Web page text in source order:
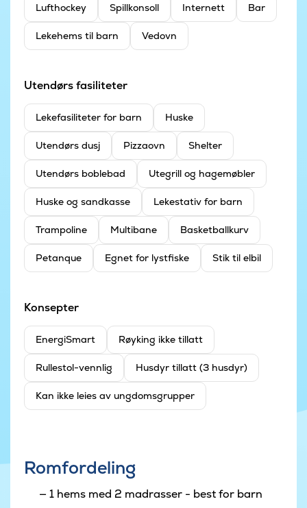
Lufthockey Spillkonsoll Internett Bar
Lekehems til barn Vedovn
Utendørs fasiliteter
Leke­fasiliteter for barn Huske
Utendørs dusj Pizzaovn Shelter
Utendørs boblebad Utegrill og hagemøbler
Huske og sandkasse Lekestativ for barn
Trampoline Multibane Basketballkurv
Petanque Egnet for lystfiske Stik til elbil
Konsepter
EnergiSmart Røyking ikke tillatt
Rullestol-vennlig Husdyr tillatt (3 husdyr)
Kan ikke leies av ungdomsgrupper
Romfordeling
1 hems med 2 madrasser - best for barn